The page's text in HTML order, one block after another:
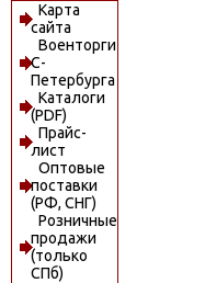
Карта
сайта
Военторги
С-
Петербурга
Каталоги
(PDF)
Прайс-
лист
Оптовые
поставки
(РФ, СНГ)
Розничные
продажи
(только
СПб)